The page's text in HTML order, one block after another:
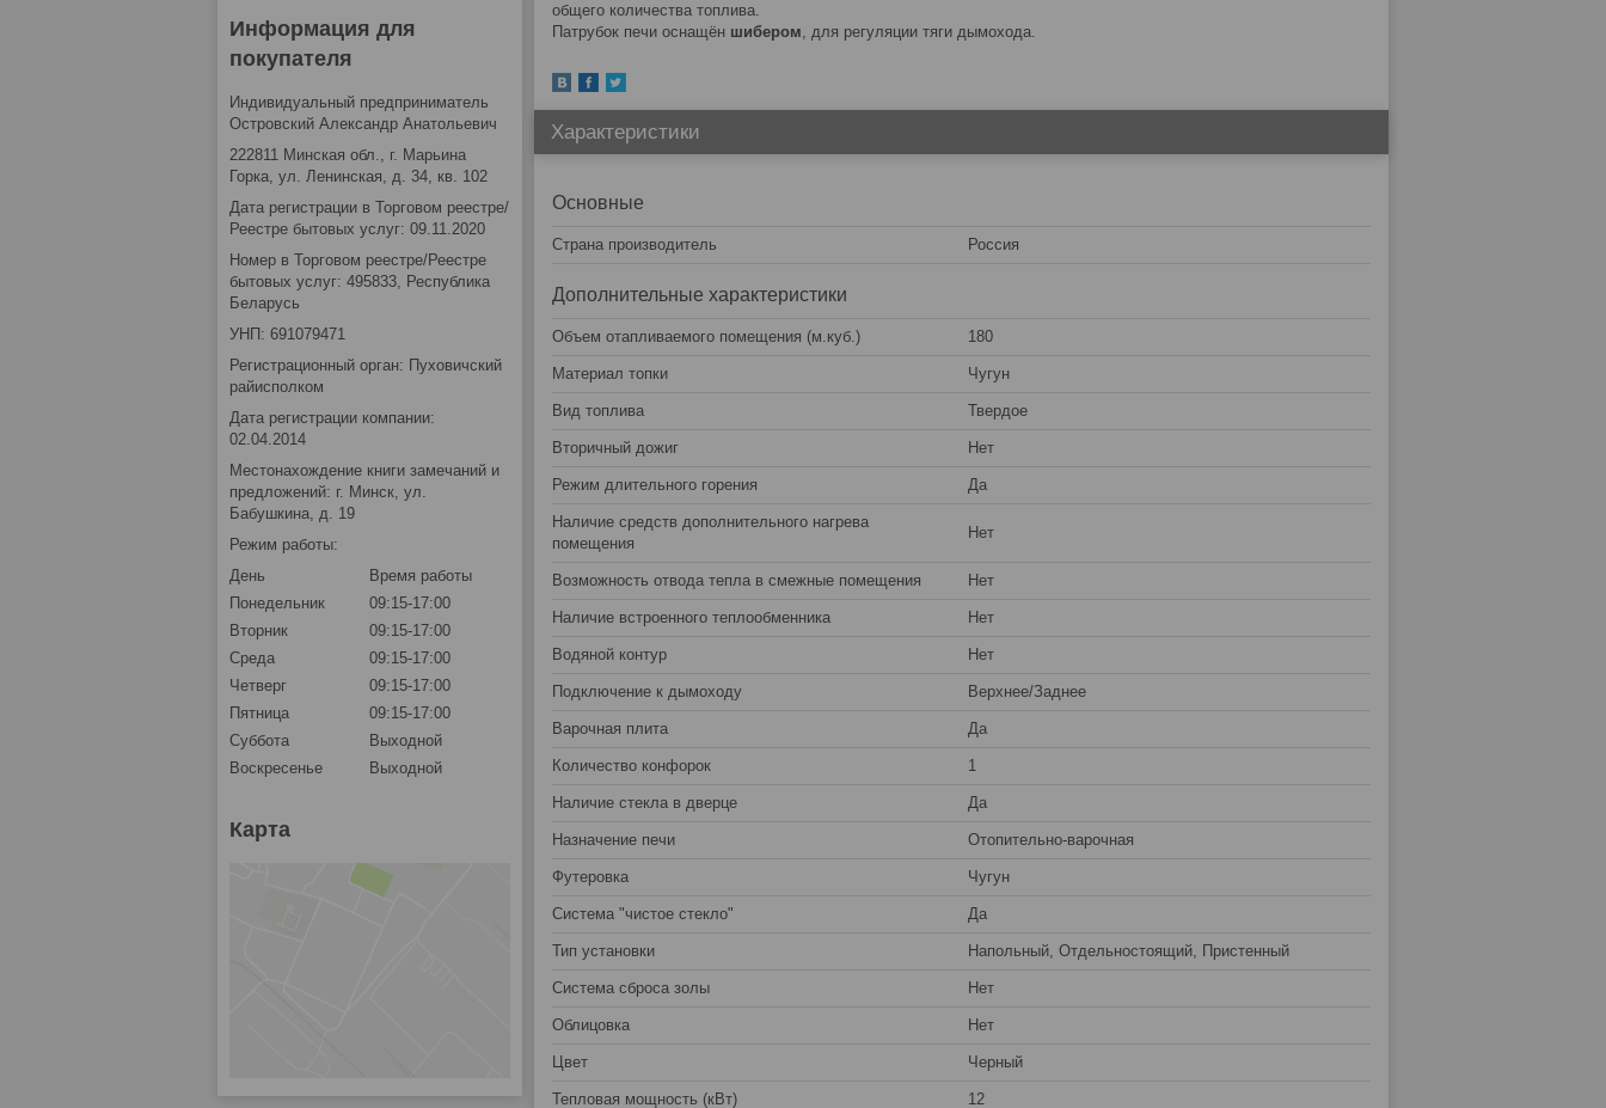
общего количества топлива.
Патрубок печи оснащён шибером, для регуляции тяги дымохода.
Характеристики
Основные
Страна производитель Россия
Дополнительные характеристики
Объем отапливаемого помещения (м.куб.) 180
Материал топки Чугун
Вид топлива Твердое
Вторичный дожиг Нет
Режим длительного горения Да
Наличие средств дополнительного нагрева
помещения
Нет
Возможность отвода тепла в смежные помещения Нет
Наличие встроенного теплообменника Нет
Водяной контур Нет
Подключение к дымоходу Верхнее/Заднее
Варочная плита Да
Количество конфорок 1
Наличие стекла в дверце Да
Назначение печи Отопительно-варочная
Футеровка Чугун
Система "чистое стекло" Да
Тип установки Напольный, Отдельностоящий, Пристенный
Система сброса золы Нет
Облицовка Нет
Цвет Черный
Тепловая мощность (кВт) 12
Информация для
покупателя
Индивидуальный предприниматель
Островский Александр Анатольевич
222811 Минская обл., г. Марьина
Горка, ул. Ленинская, д. 34, кв. 102
Дата регистрации в Торговом реестре/
Реестре бытовых услуг: 09.11.2020
Номер в Торговом реестре/Реестре
бытовых услуг: 495833, Республика
Беларусь
УНП: 691079471
Регистрационный орган: Пуховичский
райисполком
Дата регистрации компании:
02.04.2014
Местонахождение книги замечаний и
предложений: г. Минск, ул.
Бабушкина, д. 19
Режим работы:
День
Время работы
Понедельник
09:15-17:00
Вторник
09:15-17:00
Среда
09:15-17:00
Четверг
09:15-17:00
Пятница
09:15-17:00
Суббота
Выходной
Воскресенье
Выходной
Карта